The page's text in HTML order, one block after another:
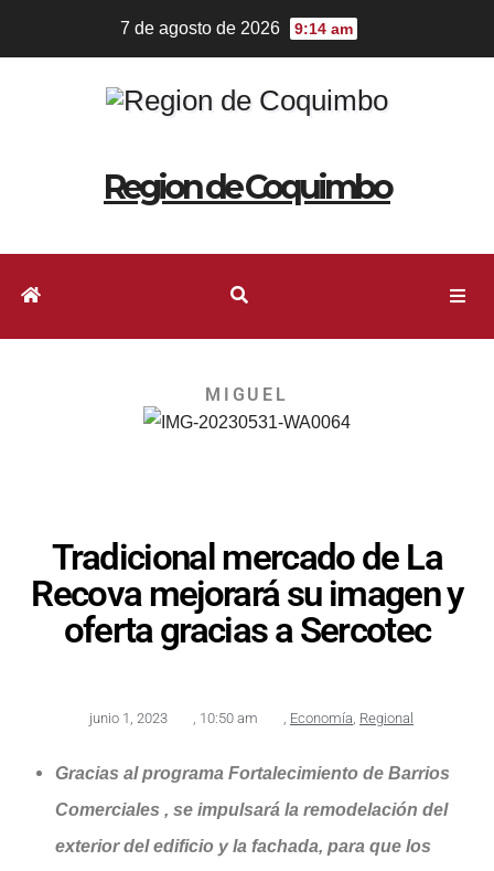
7 de agosto de 2026 9:14 am
Region de Coquimbo
MIGUEL
Tradicional mercado de La
Recova mejorará su imagen y
oferta gracias a Sercotec
junio 1, 2023 10:50 am Economía Regional
Gracias al programa Fortalecimiento de Barrios
Comerciales , se impulsará la remodelación del
exterior del edificio y la fachada, para que los